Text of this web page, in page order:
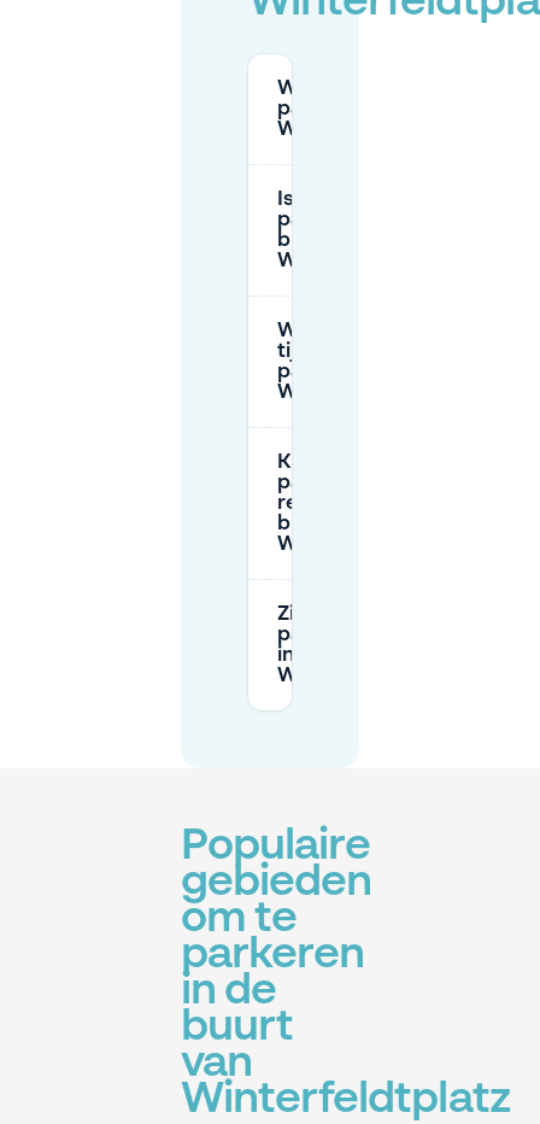
Wat zijn de
parkeerkosten bij
Winterfeldtplatz?
Is er gratis
parkeren in de
buurt van
Winterfeldtplatz?
Wat zijn de beste
tijden om te
parkeren bij
Winterfeldtplatz?
Kan ik een
parkeerplek
reserveren in de
buurt van
Winterfeldtplatz?
Zijn er
parkeergarages
in de buurt van
Winterfeldtplatz?
Populaire
gebieden
om te
parkeren
in de
buurt
van
Winterfeldtplatz